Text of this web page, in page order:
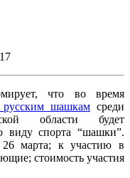
что во время
русским шашкам среди
области будет
спорта “шашки”.
марта; к участию в
стоимость участия